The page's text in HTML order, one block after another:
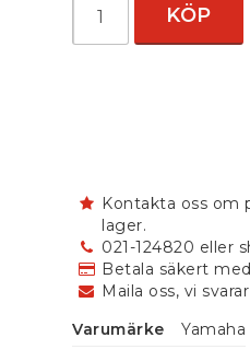
KÖP
Kontakta oss om
lager.
021-124820 eller
Betala säkert
Maila oss, vi
Varumärke
Yamaha